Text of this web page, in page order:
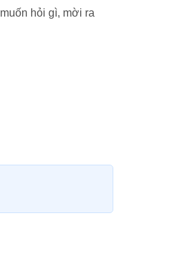
hỏi gì, mời ra